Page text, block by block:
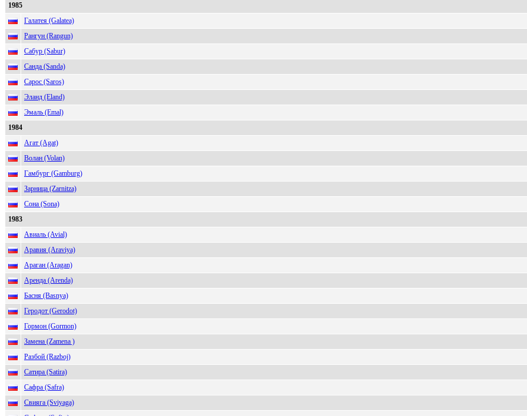
1985
Галатея (Galatea)
Рангун (Rangun)
Сабур (Sabur)
Санда (Sanda)
Сарос (Saros)
Эланд (Eland)
Эмаль (Emal)
1984
Агат (Agat)
Волан (Volan)
Гамбург (Gamburg)
Зарница (Zarnitza)
Сона (Sona)
1983
Авиаль (Avial)
Аравия (Araviya)
Араган (Aragan)
Аренда (Arenda)
Басня (Basnya)
Геродот (Gerodot)
Гормон (Gormon)
Замена (Zamena )
Разбой (Razboj)
Сатира (Satira)
Сафра (Safra)
Свияга (Sviyaga)